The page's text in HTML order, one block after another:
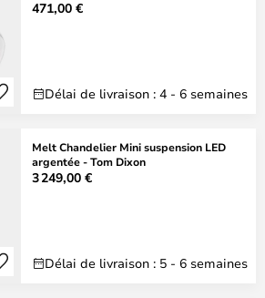
471,00 €
Délai de livraison : 4 - 6 semaines
Melt Chandelier Mini suspension LED
argentée - Tom Dixon
3 249,00 €
Délai de livraison : 5 - 6 semaines